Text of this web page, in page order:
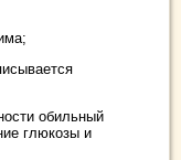
обильный
глюкозы и